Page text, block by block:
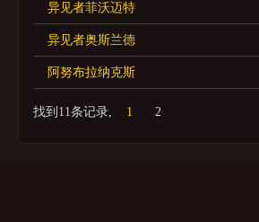
异见者菲沃迈特
异见者奥斯兰德
阿努布拉纳克斯
找到11条记录, 1 2